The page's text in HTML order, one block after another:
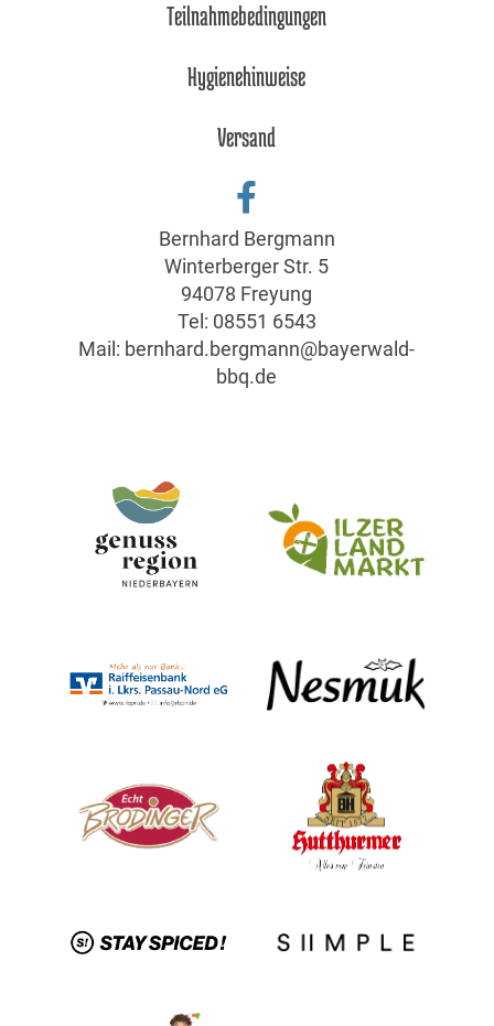
Teilnahmebedingungen
Hygienehinweise
Versand
Bernhard Bergmann
Winterberger Str. 5
94078 Freyung
Tel: 08551 6543
Mail: bernhard.bergmann@bayerwald-
bbq.de